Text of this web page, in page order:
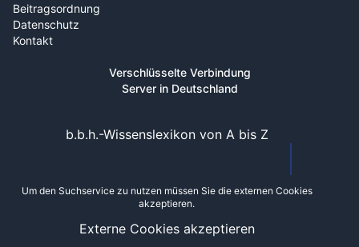
Beitragsordnung
Datenschutz
Kontakt
Verschlüsselte Verbindung
Server in Deutschland
b.b.h.-Wissenslexikon von A bis Z
Um den Suchservice zu nutzen müssen Sie die externen Cookies
akzeptieren.
Externe Cookies akzeptieren